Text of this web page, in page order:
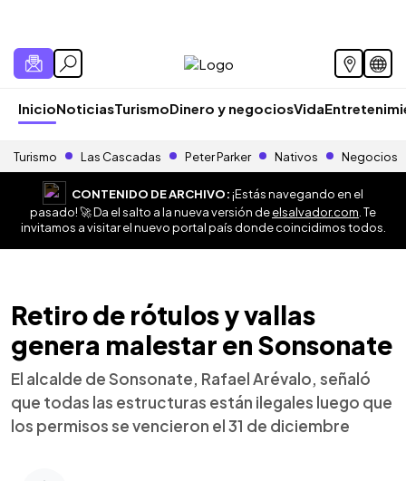
InicioNoticiasTurismoDinero y negociosVida
Turismo Las Cascadas Peter Parker Nativos Negocios
CONTENIDO DE ARCHIVO:¡Estás navegando en el
pasado! 🚀 Da el salto a la nueva versión deelsalvador.com . Te
invitamos a visitar el nuevo portal país donde coincidimos todos.
Retiro de rótulos y vallas
genera malestar en Sonsonate
El alcalde de Sonsonate, Rafael Arévalo, señaló
que todas las estructuras están ilegales luego que
los permisos se vencieron el 31 de diciembre